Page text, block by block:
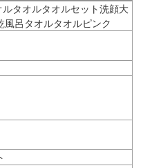
タオルタオルセット洗顔大
風呂タオルタオルピンク